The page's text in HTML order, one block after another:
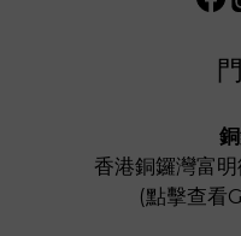
香港銅鑼灣富
(點擊查看